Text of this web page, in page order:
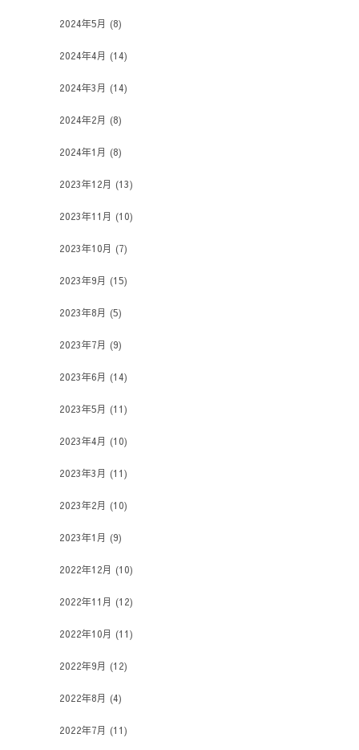
2024年5月 (8)
2024年4月 (14)
2024年3月 (14)
2024年2月 (8)
2024年1月 (8)
2023年12月 (13)
2023年11月 (10)
2023年10月 (7)
2023年9月 (15)
2023年8月 (5)
2023年7月 (9)
2023年6月 (14)
2023年5月 (11)
2023年4月 (10)
2023年3月 (11)
2023年2月 (10)
2023年1月 (9)
2022年12月 (10)
2022年11月 (12)
2022年10月 (11)
2022年9月 (12)
2022年8月 (4)
2022年7月 (11)